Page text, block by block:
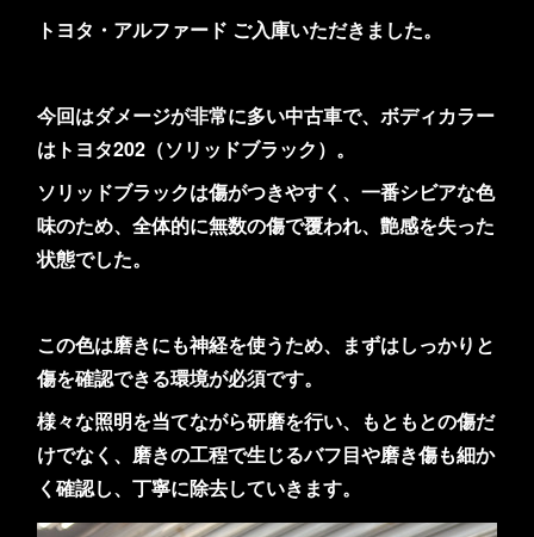
トヨタ・アルファード ご入庫いただきました。
今回はダメージが非常に多い中古車で、ボディカラー
はトヨタ202（ソリッドブラック）。
ソリッドブラックは傷がつきやすく、一番シビアな色
味のため、全体的に無数の傷で覆われ、艶感を失った
状態でした。
この色は磨きにも神経を使うため、まずはしっかりと
傷を確認できる環境が必須です。
様々な照明を当てながら研磨を行い、もともとの傷だ
けでなく、磨きの工程で生じるバフ目や磨き傷も細か
く確認し、丁寧に除去していきます。